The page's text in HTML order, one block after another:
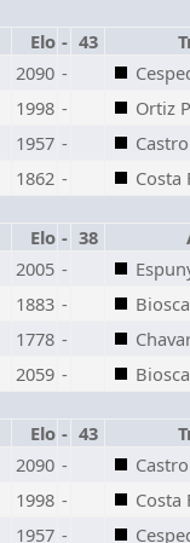
Elo - 43
2090 -
1998 -
Ortiz
1957 -
1862 -
Costa
Elo - 38
2005 -
1883 -
1778 -
2059 -
Elo - 43
2090 -
1998 -
Costa
1957 -